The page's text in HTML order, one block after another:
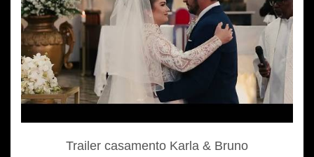
Trailer casamento Karla & Bruno